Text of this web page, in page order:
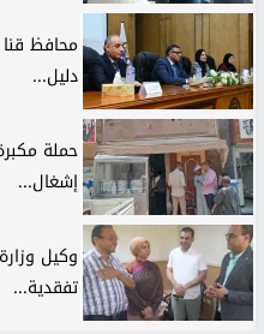
محافظ
دليل...
إشغال...
وكيل
تفقدية...